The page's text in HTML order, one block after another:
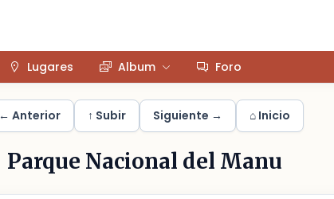
Lugares Album Foro
← Anterior ↑ Subir Siguiente → ⌂ Inicio
Parque Nacional del Manu